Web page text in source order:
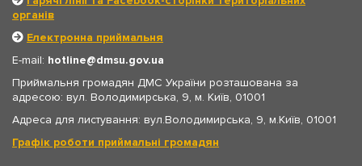
органів
Електронна приймальня
E-mail: hotline
dmsu.gov.ua
Приймальня громадян ДМС України розташована за
адресою: вул. Володимирська, 9, м. Київ, 01001
Адреса для листування: вул.Володимирська, 9, м.Київ, 01001
Графік роботи приймальні громадян